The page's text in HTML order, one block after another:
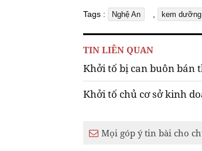
Tags : Nghệ An kem dưỡng
TIN LIÊN QUAN
Khởi tố bị can buôn bán
Khởi tố chủ cơ sở kinh
Mọi góp ý tin bài cho